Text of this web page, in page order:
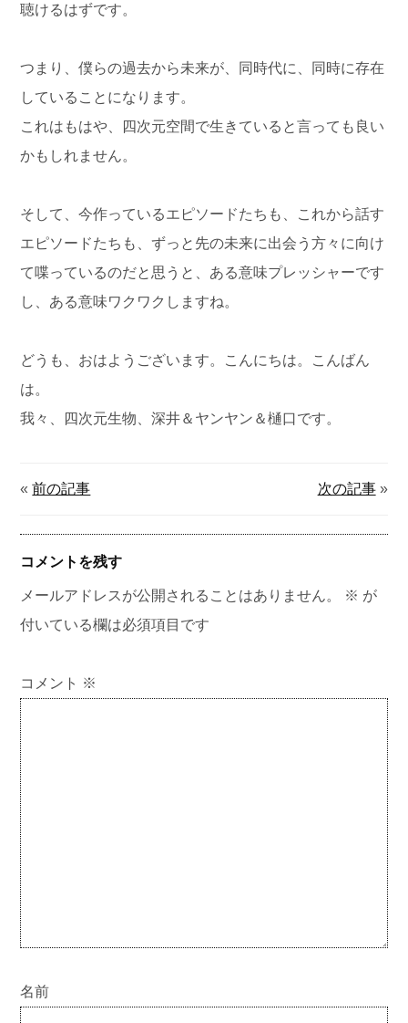
聴けるはずです。
つまり、僕らの過去から未来が、同時代に、同時に存在
していることになります。
これはもはや、四次元空間で生きていると言っても良い
かもしれません。
そして、今作っているエピソードたちも、これから話す
エピソードたちも、ずっと先の未来に出会う方々に向け
て喋っているのだと思うと、ある意味プレッシャーです
し、ある意味ワクワクしますね。
どうも、おはようございます。こんにちは。こんばん
は。
我々、四次元生物、深井＆ヤンヤン＆樋口です。
«前の記事 次の記事»
コメントを残す
メールアドレスが公開されることはありません。 ※ が
付いている欄は必須項目です
コメント ※
名前